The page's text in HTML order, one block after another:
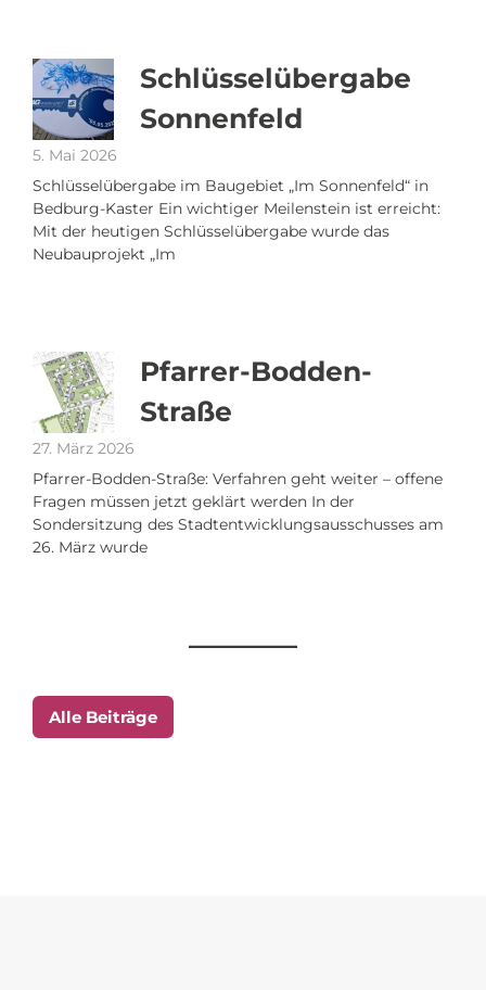
Schlüsselübergabe
Sonnenfeld
5. Mai 2026
Schlüsselübergabe im Baugebiet „Im Sonnenfeld“ in
Bedburg-Kaster Ein wichtiger Meilenstein ist erreicht:
Mit der heutigen Schlüsselübergabe wurde das
Neubauprojekt „Im
Pfarrer-Bodden-
Straße
27. März 2026
Pfarrer-Bodden-Straße: Verfahren geht weiter – offene
Fragen müssen jetzt geklärt werden In der
Sondersitzung des Stadtentwicklungsausschusses am
26. März wurde
Alle Beiträge